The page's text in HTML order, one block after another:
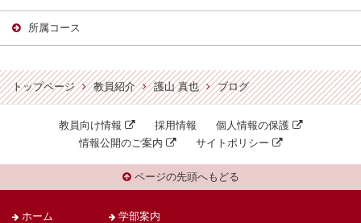
所属コース
トップページ 教員紹介 護山 真也 ブログ
教員向け情報 採用情報
個人情報の保護
情報公開のご案内
サイトポリシー
ページの先頭へもどる
ホーム
学部案内